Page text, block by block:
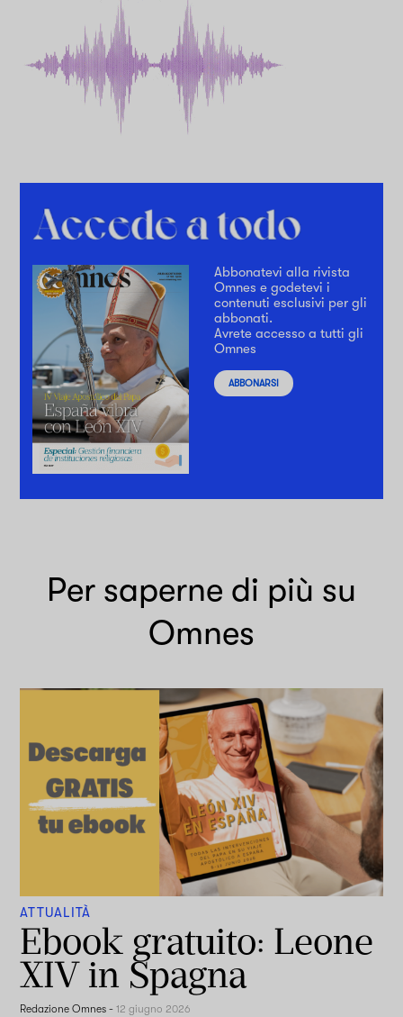
Abbonatevi alla rivista
Omnes e godetevi i
contenuti esclusivi per gli
abbonati.
Avrete accesso a tutti gli
Omnes
ABBONARSI
Per saperne di più su
Omnes
ATTUALITÀ
Ebook gratuito: Leone
XIV in Spagna
Redazione Omnes -12 giugno 2026